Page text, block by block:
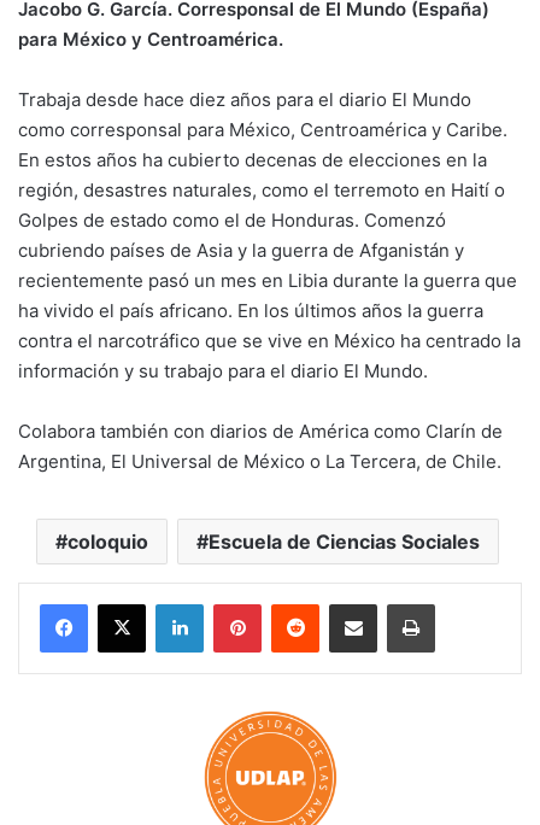
Jacobo G. García. Corresponsal de El Mundo (España)
para México y Centroamérica.
Trabaja desde hace diez años para el diario El Mundo
como corresponsal para México, Centroamérica y Caribe.
En estos años ha cubierto decenas de elecciones en la
región, desastres naturales, como el terremoto en Haití o
Golpes de estado como el de Honduras. Comenzó
cubriendo países de Asia y la guerra de Afganistán y
recientemente pasó un mes en Libia durante la guerra que
ha vivido el país africano. En los últimos años la guerra
contra el narcotráfico que se vive en México ha centrado la
información y su trabajo para el diario El Mundo.
Colabora también con diarios de América como Clarín de
Argentina, El Universal de México o La Tercera, de Chile.
coloquio Escuela de Ciencias Sociales
LinkedInPinterestReddit Share via Email Print